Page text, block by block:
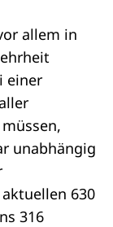
allem in
einer
unabhängig
630
316